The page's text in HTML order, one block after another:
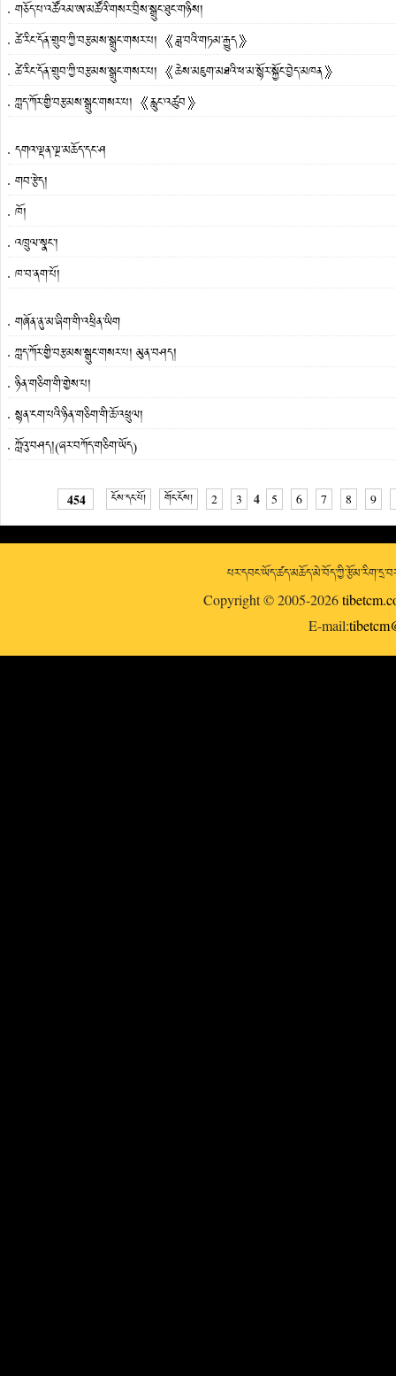
གཅོད་པ་འཚོའམ་ཨ་མཚོའི་གསར་བྲིས་སྒྲུང་ཐུང་གཉིས།
ཚེ་རིང་དོན་གྲུབ་ཀྱི་བརྩམས་སྒྲུང་གསར་པ། 《ཟླ་བའི་གཏམ་རྒྱུད》
ཚེ་རིང་དོན་གྲུབ་ཀྱི་བརྩམས་སྒྲུང་གསར་པ། 《ཆེས་མཇུག་མཐའི་ཕ་མ་སྙོར་སྐྱོང་བྱེད་མཁན》
ཀླད་ཀོར་གྱི་བརྩམས་སྒྲུང་གསར་པ། 《རླུང་འཚུབ》
དགའ་ལྡན་ལྔ་མཆོད་དང་ཤ
གབ་རྩེད།
ཁོ།
འཁྲུལ་སྣང་།
ཁ་བ་ནག་པོ།
གཞོན་ནུ་མ་ཞིག་གི་འཕྲིན་ཡིག
ཀླད་ཀོར་གྱི་བརྩམས་སྒྲུང་གསར་པ། མུན་བཤད།
ཉིན་གཅིག་གི་གྱེས་པ།
སྙན་ངག་པའི་ཉིན་གཅིག་གི་ཆོ་འཕྲུལ།
ཀློའུ་བཤད།(ཞར་བཀོད་གཅིག་ཡོད)
454 ངོས་དང་པོ། གོང་ངོས། 2 3 4 5 6 7 8 9
Copyright © 2005-2026
E-mail: